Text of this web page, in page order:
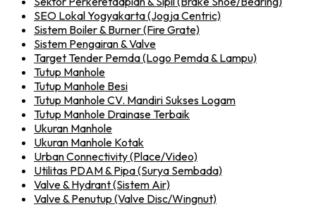
SEO Lokal Yogyakarta (Jogja Centric)
Sistem Boiler & Burner (Fire Grate)
Sistem Pengairan & Valve
Target Tender Pemda (Logo Pemda & Lampu)
Tutup Manhole
Tutup Manhole Besi
Tutup Manhole CV. Mandiri Sukses Logam
Tutup Manhole Drainase Terbaik
Ukuran Manhole
Ukuran Manhole Kotak
Urban Connectivity (Place/Video)
Utilitas PDAM & Pipa (Surya Sembada)
Valve & Hydrant (Sistem Air)
Valve & Penutup (Valve Disc/Wingnut)